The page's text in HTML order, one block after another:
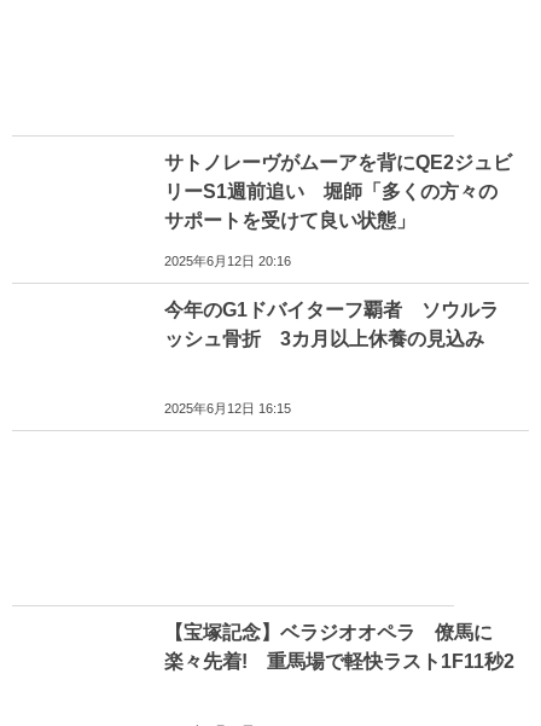
サトノレーヴがムーアを背にQE2ジュビ
リーS1週前追い 堀師「多くの方々の
サポートを受けて良い状態」
2025年6月12日 20:16
今年のG1ドバイターフ覇者 ソウルラ
ッシュ骨折 3カ月以上休養の見込み
2025年6月12日 16:15
【宝塚記念】ベラジオオペラ 僚馬に
楽々先着! 重馬場で軽快ラスト1F11秒2